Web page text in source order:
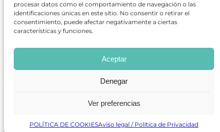
procesar datos como el comportamiento de navegación o las
identificaciones únicas en este sitio. No consentir o retirar el
consentimiento, puede afectar negativamente a ciertas
características y funciones.
Aceptar
Denegar
Ver preferencias
POLÍTICA DE COOKIESAviso legal / Política de Privacidad
BÚSQUEDA AVANZADA DE OBRAS
Revista GODOTes una revista independiente especializada
en información sobre artes escénicas de Madrid, gratuita y
que se distribuye en espacios escénicos, además de otros
puntos de interés turístico y de ocio de la capital.
Desarrollado por Precise Future